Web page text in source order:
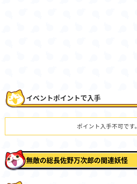
イベントポイントで入手
ポイント入手不可です。
無敵の総長佐野万次郎の関連妖怪